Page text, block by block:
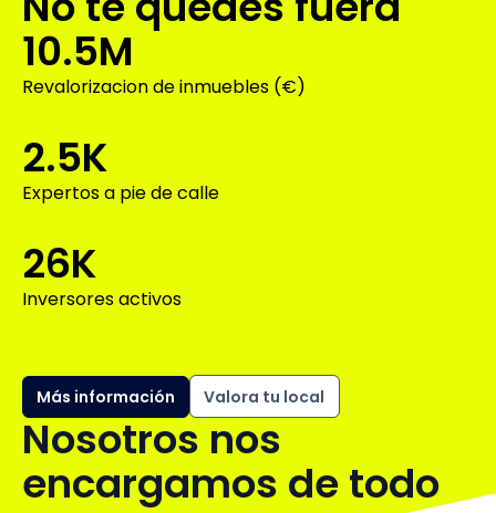
10.5M
Revalorizacion de inmuebles (€)
2.5K
Expertos a pie de calle
26K
Inversores activos
Más información Valora tu local
Nosotros nos
encargamos de todo